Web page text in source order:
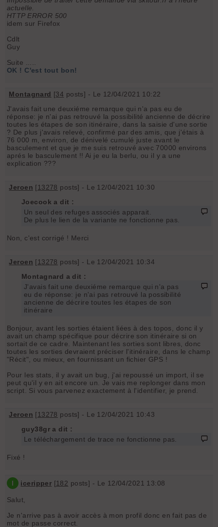
actuelle.
HTTP ERROR 500
idem sur Firefox
Cdlt
Guy
Suite .....
OK ! C'est tout bon!
Montagnard [34 posts] - Le 12/04/2021 10:22
J'avais fait une deuxiéme remarque qui n'a pas eu de
réponse: je n'ai pas retrouvé la possibilité ancienne de décrire
toutes les étapes de son itinéraire, dans la saisie d'une sortie
? De plus j'avais relevé, confirmé par des amis, que j'étais à
76 000 m, environ, de dénivelé cumulé juste avant le
basculement et que je me suis retrouvé avec 70000 environs
aprés le basculement !! Ai je eu la berlu, ou il y a une
explication ???
Jeroen [13278 posts] - Le 12/04/2021 10:30
Joecook a dit :
Un seul des refuges associés apparait.
De plus le lien de la variante ne fonctionne pas.
Non, c'est corrigé ! Merci
Jeroen [13278 posts] - Le 12/04/2021 10:34
Montagnard a dit :
J'avais fait une deuxiéme remarque qui n'a pas
eu de réponse: je n'ai pas retrouvé la possibilité
ancienne de décrire toutes les étapes de son
itinéraire
Bonjour, avant les sorties étaient liées à des topos, donc il y
avait un champ spécifique pour décrire son itinéraire si on
sortait de ce cadre. Maintenant les sorties sont libres, donc
toutes les sorties devraient préciser l'itinéraire, dans le champ
"Récit", ou mieux, en fournissant un fichier GPS !
Pour les stats, il y avait un bug, j'ai repoussé un import, il se
peut qu'il y en ait encore un. Je vais me replonger dans mon
script. Si vous parvenez exactement à l'identifier, je prend.
Jeroen [13278 posts] - Le 12/04/2021 10:43
guy38gr a dit :
Le téléchargement de trace ne fonctionne pas.
Fixé !
I iceripper [182 posts] - Le 12/04/2021 13:08
Salut,
Je n'arrive pas à avoir accès à mon profil donc en fait pas de
mot de passe correct.